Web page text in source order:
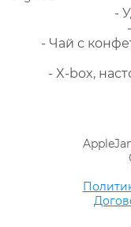
-
- Чай с
- X-box,